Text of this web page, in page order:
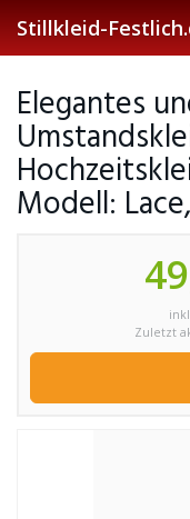
main
Stillkleid-
Elegantes
Modell:
Zuletzt